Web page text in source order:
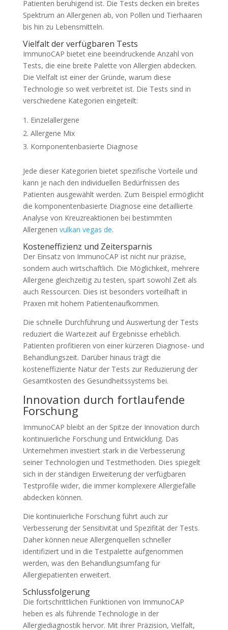
Patienten beruhigend ist. Die Tests decken ein breites
Spektrum an Allergenen ab, von Pollen und Tierhaaren
bis hin zu Lebensmitteln.
Vielfalt der verfügbaren Tests
ImmunoCAP bietet eine beeindruckende Anzahl von
Tests, die eine breite Palette von Allergien abdecken.
Die Vielfalt ist einer der Gründe, warum diese
Technologie so weit verbreitet ist. Die Tests sind in
verschiedene Kategorien eingeteilt:
Einzelallergene
Allergene Mix
Komponentenbasierte Diagnose
Jede dieser Kategorien bietet spezifische Vorteile und
kann je nach den individuellen Bedürfnissen des
Patienten ausgewählt werden. Zum Beispiel ermöglicht
die komponentenbasierte Diagnose eine detaillierte
Analyse von Kreuzreaktionen bei bestimmten
Allergenen vulkan vegas de.
Kosteneffizienz und Zeitersparnis
Der Einsatz von ImmunoCAP ist nicht nur präzise,
sondern auch wirtschaftlich. Die Möglichkeit, mehrere
Allergene gleichzeitig zu testen, spart sowohl Zeit als
auch Ressourcen. Dies ist besonders vorteilhaft in
Praxen mit hohem Patientenaufkommen.
Die schnelle Durchführung und Auswertung der Tests
reduziert die Wartezeit auf Ergebnisse erheblich.
Patienten profitieren von einer kürzeren Diagnose- und
Behandlungszeit. Darüber hinaus trägt die
kosteneffiziente Natur der Tests zur Reduzierung der
Gesamtkosten des Gesundheitssystems bei.
Innovation durch fortlaufende
Forschung
ImmunoCAP bleibt an der Spitze der Innovation durch
kontinuierliche Forschung und Entwicklung. Das
Unternehmen investiert stark in die Verbesserung
seiner Technologien und Testmethoden. Dies spiegelt
sich in der ständigen Erweiterung der verfügbaren
Testprofile wider, die immer komplexere Allergiefälle
abdecken können.
Die kontinuierliche Forschung führt auch zur
Verbesserung der Sensitivität und Spezifität der Tests.
Daher können neue Allergenquellen schneller
identifiziert und in die Testpalette aufgenommen
werden, was den Behandlungsumfang für
Allergiepatienten erweitert.
Schlussfolgerung
Die fortschrittlichen Funktionen von ImmunoCAP
heben es als führende Technologie in der
Allergiediagnostik hervor. Mit ihrer Präzision, Vielfalt,